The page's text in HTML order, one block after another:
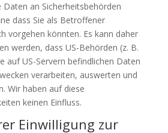
an Sicherheitsbehörden
dass Sie als Betroffener
vorgehen könnten. Es kann daher
werden, dass US-Behörden (z. B.
auf US-Servern befindlichen Daten
verarbeiten, auswerten und
Wir haben auf diese
keinen Einfluss.
Einwilligung zur